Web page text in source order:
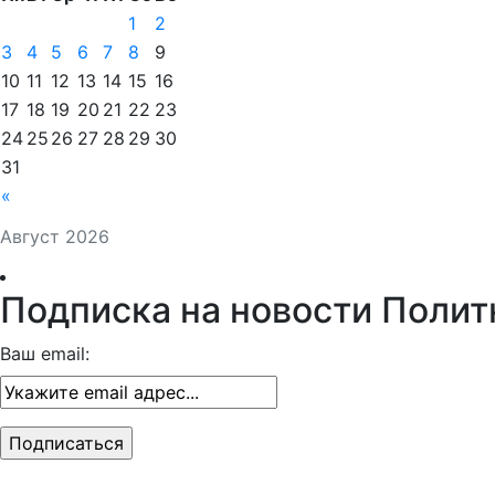
Август 2026
«
1
2
3
4 5 6 7 8
9
10 11 12 13 14 15 16
17 18 19 20 21 22 23
24 25 26 27 28 29 30
31
Подписка на новости
Ваш email: